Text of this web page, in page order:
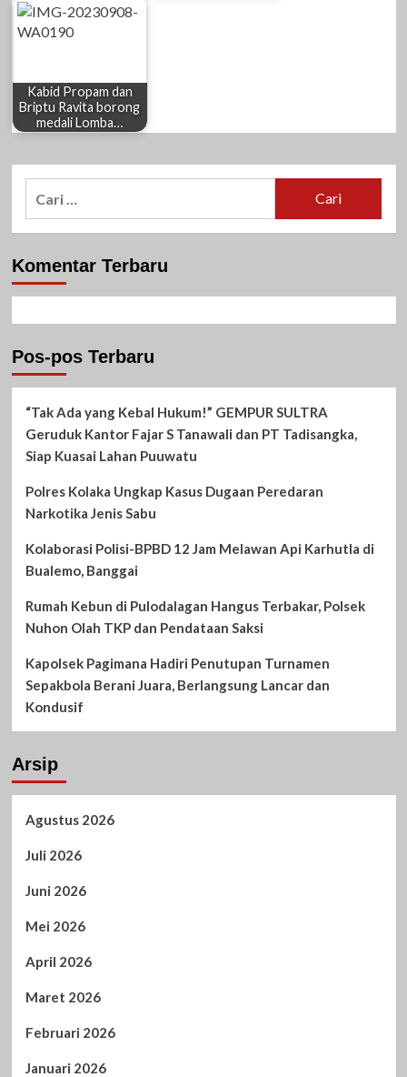
Kabid Propam dan
Briptu Ravita borong
medali Lomba…
Komentar Terbaru
Pos-pos Terbaru
“Tak Ada yang Kebal Hukum!” GEMPUR SULTRA
Geruduk Kantor Fajar S Tanawali dan PT Tadisangka,
Siap Kuasai Lahan Puuwatu
Polres Kolaka Ungkap Kasus Dugaan Peredaran
Narkotika Jenis Sabu
Kolaborasi Polisi-BPBD 12 Jam Melawan Api Karhutla di
Bualemo, Banggai
Rumah Kebun di Pulodalagan Hangus Terbakar, Polsek
Nuhon Olah TKP dan Pendataan Saksi
Kapolsek Pagimana Hadiri Penutupan Turnamen
Sepakbola Berani Juara, Berlangsung Lancar dan
Kondusif
Arsip
Agustus 2026
Juli 2026
Juni 2026
Mei 2026
April 2026
Maret 2026
Februari 2026
Januari 2026